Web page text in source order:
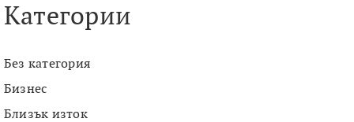
Категории
Без категория
Бизнес
Близък изток